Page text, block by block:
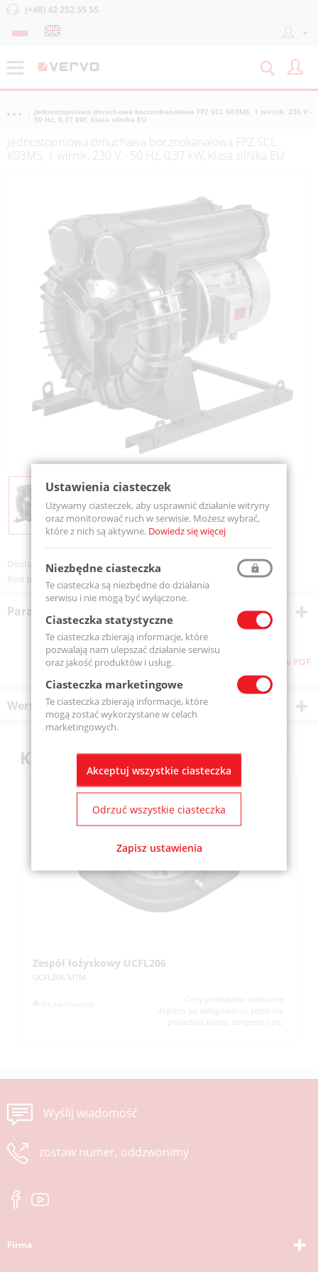
(+48) 42 252 55 55
Jednostopniowa dmuchawa bocznokanałowa FPZ SCL K03MS, 1 wirnik, 230 V -
50 Hz, 0,37 kW, klasa silnika EU
Jednostopniowa dmuchawa bocznokanałowa FPZ SCL
K03MS, 1 wirnik, 230 V - 50 Hz, 0,37 kW, klasa silnika EU
Dostępność:Na zamówienie
Kod produktu:
SK03MS50+0019
Parametry techniczne
Pobierz stronę w PDF
Wersje produktu
Klienci kupili również
Zespół łożyskowy UCFL206
UCFL206-MTM
Ceny produktów widoczne
dopiero po zalogowaniu. Jeżeli nie
posiadasz konta, zarejestruj się.
Wyślij wiadomość
zostaw numer, oddzwonimy
Firma
Ustawienia ciasteczek
Używamy ciasteczek, aby usprawnić działanie witryny
oraz monitorować ruch w serwisie. Możesz wybrać,
które z nich są aktywne. Dowiedz się więcej
Niezbędne ciasteczka
Te ciasteczka są niezbędne do działania
serwisu i nie mogą być wyłączone.
Ciasteczka statystyczne
Te ciasteczka zbierają informacje, które
pozwalają nam ulepszać działanie serwisu
oraz jakość produktów i usług.
Ciasteczka marketingowe
Te ciasteczka zbierają informacje, które
mogą zostać wykorzystane w celach
marketingowych.
Akceptuj wszystkie ciasteczka
Odrzuć wszystkie ciasteczka
Zapisz ustawienia